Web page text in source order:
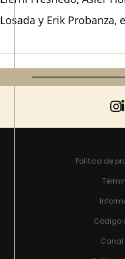
Losada y Erik Probanza,
Política de
Código
Canal